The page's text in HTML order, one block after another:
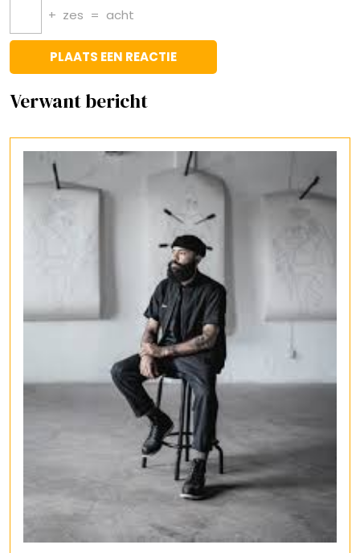
+ zes = acht
Verwant bericht